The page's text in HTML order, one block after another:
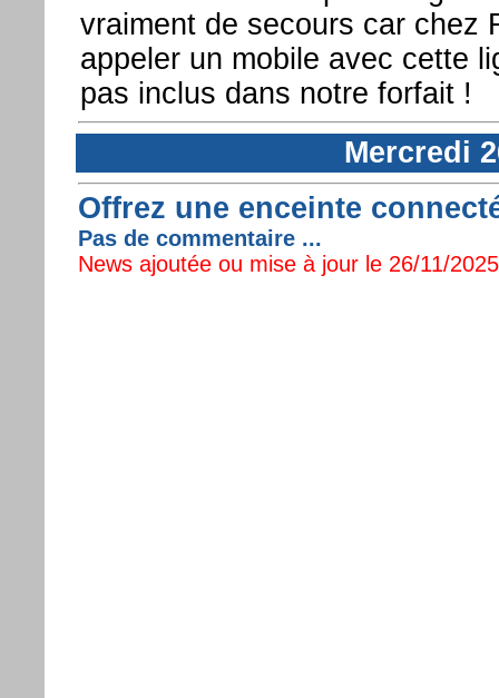
vraiment de secours car chez
appeler un mobile avec cette
pas inclus dans notre forfait !
Mercredi
Offrez une enceinte
Pas de commentaire ...
News ajoutée ou mise à jour le 26/11/